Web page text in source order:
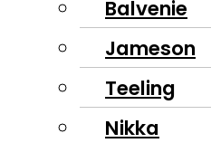
Balvenie
Jameson
Teeling
Nikka